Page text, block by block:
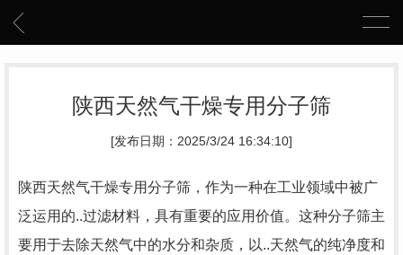
陕西天然气干燥专用分子筛
[发布日期：2025/3/24 16:34:10]
陕西天然气干燥专用分子筛，作为一种在工业领域中被广
泛运用的..过滤材料，具有重要的应用价值。这种分子筛主
要用于去除天然气中的水分和杂质，以..天然气的纯净度和